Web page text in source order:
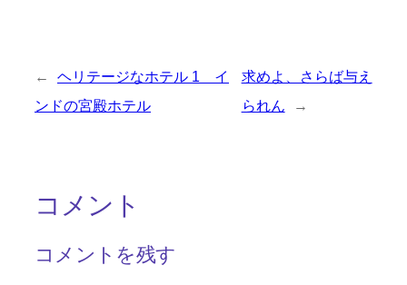
←
ヘリテージなホテル 1 イ
ンドの宮殿ホテル
求めよ、さらば与え
られん
→
コメント
コメントを残す